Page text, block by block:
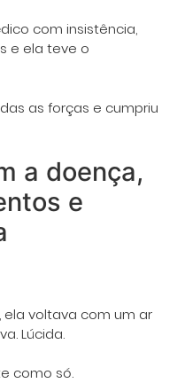
com insistência,
e ela teve o
as forças e cumpriu
a doença,
e
ela voltava com um ar
Lúcida.
como só.